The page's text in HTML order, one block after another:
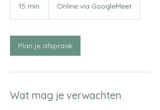
15 min.
i
n
.
Online via GoogleMeet
Plan je afspraak
Wat mag je verwachten